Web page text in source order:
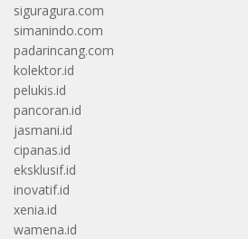
siguragura.com
simanindo.com
padarincang.com
kolektor.id
pelukis.id
pancoran.id
jasmani.id
cipanas.id
eksklusif.id
inovatif.id
xenia.id
wamena.id